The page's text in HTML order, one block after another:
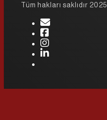
Tüm hakları saklıdır